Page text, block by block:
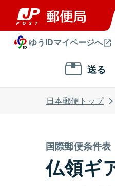
ゆうIDマイページへ
送る
日本郵便トップ
国際郵便条件表
仏領ギ